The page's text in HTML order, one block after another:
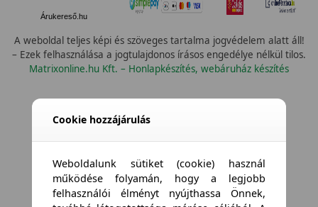
Árukereső.hu
A weboldal teljes képi és szöveges tartalma jogvédelem alatt áll!
– Ezek felhasználása a jogtulajdonos írásos engedélye nélkül tilos.
Matrixonline.hu Kft. – Honlapkészítés, webáruház készítés
Cookie hozzájárulás
Weboldalunk sütiket (cookie) használ
működése folyamán, hogy a legjobb
felhasználói élményt nyújthassa Önnek,
Összes vízállóság